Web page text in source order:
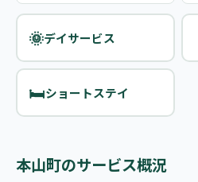
🌞デイサービス
🛏️ショートステイ
本山町のサービス概況